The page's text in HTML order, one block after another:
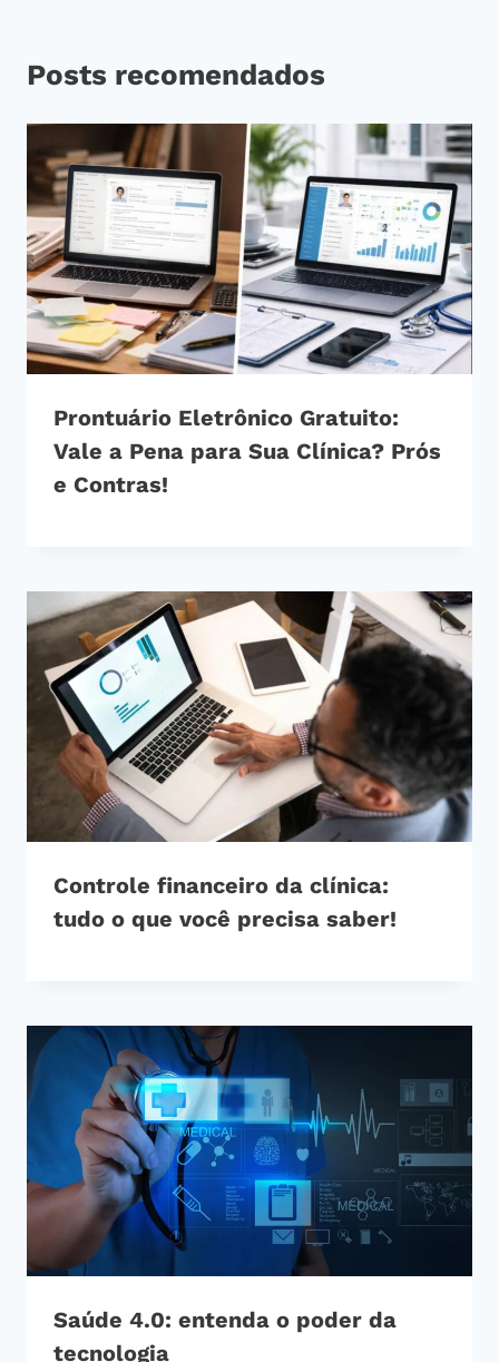
Posts recomendados
Prontuário Eletrônico Gratuito:
Vale a Pena para Sua Clínica? Prós
e Contras!
Controle financeiro da clínica:
tudo o que você precisa saber!
Saúde 4.0: entenda o poder da
tecnologia